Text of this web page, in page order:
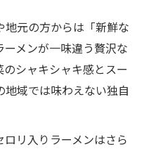
元の方からは「新鮮な
メンが一味違う贅沢な
シャキシャキ感とスー
域では味わえない独自
リ入りラーメンはさら